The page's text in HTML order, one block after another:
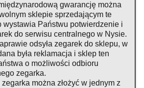
gwarancję można
sklepie sprzedającym te
wystawia Państwu potwierdzenie i
do serwisu centralnego w Nysie.
odsyła zegarek do sklepu, w
była reklamacja i sklep ten
o możliwości odbioru
zegarka.
można złożyć w jednym z